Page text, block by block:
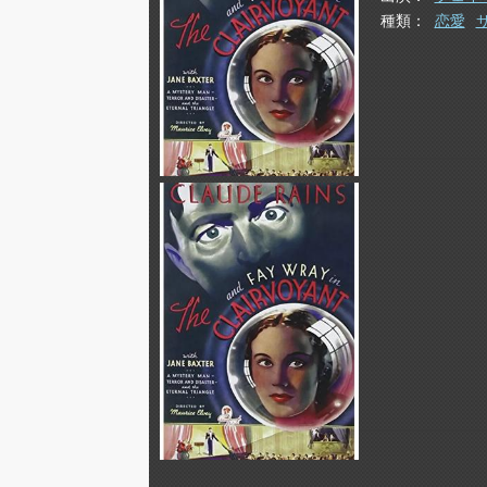
種類
恋愛